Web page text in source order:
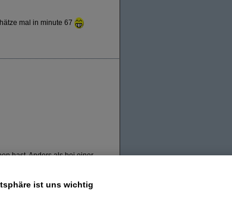
mal in minute 67
hast. Anders als bei einer
ist uns wichtig